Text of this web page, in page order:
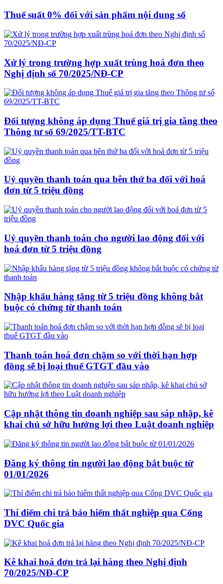
Thuế suất 0% đối với sản phẩm nội dung số
Xử lý trong trường hợp xuất trùng hoá đơn theo
Nghị định số 70/2025/NĐ-CP
Đối tượng không áp dụng Thuế giá trị gia tăng theo
Thông tư số 69/2025/TT-BTC
Uỷ quyền thanh toán qua bên thứ ba đối với hoá
đơn từ 5 triệu đồng
Uỷ quyền thanh toán cho người lao động đối với
hoá đơn từ 5 triệu đồng
Nhập khẩu hàng tặng từ 5 triệu đồng không bắt
buộc có chứng từ thanh toán
Thanh toán hoá đơn chậm so với thời hạn hợp
đồng sẽ bị loại thuế GTGT đầu vào
Cập nhật thông tin doanh nghiệp sau sáp nhập, kê
khai chủ sở hữu hưởng lợi theo Luật doanh nghiệp
Đăng ký thông tin người lao động bắt buộc từ
01/01/2026
Thí điểm chi trả bảo hiểm thất nghiệp qua Cổng
DVC Quốc gia
Kê khai hoá đơn trả lại hàng theo Nghị định
70/2025/NĐ-CP